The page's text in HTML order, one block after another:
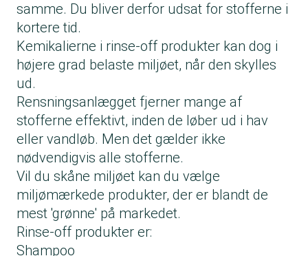
samme. Du bliver derfor udsat for stofferne i
kortere tid.
Kemikalierne i rinse-off produkter kan dog i
højere grad belaste miljøet, når den skylles
ud.
Rensningsanlægget fjerner mange af
stofferne effektivt, inden de løber ud i hav
eller vandløb. Men det gælder ikke
nødvendigvis alle stofferne.
Vil du skåne miljøet kan du vælge
miljømærkede produkter, der er blandt de
mest 'grønne' på markedet.
Rinse-off produkter er:
Shampoo